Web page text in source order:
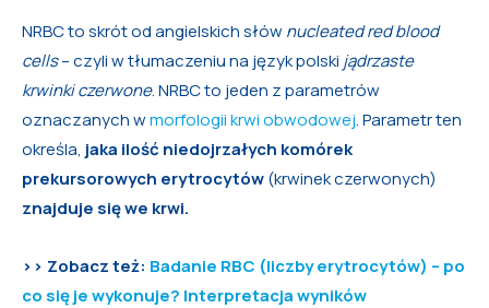
NRBC to skrót od angielskich słów nucleated red blood
cells– czyli w tłumaczeniu na język polski jądrzaste
krwinki czerwone. NRBC to jeden z parametrów
oznaczanych wmorfologii krwi obwodowej. Parametr ten
określa, jaka ilość niedojrzałych komórek
prekursorowych erytrocytów(krwinek czerwonych)
znajduje się we krwi.
>> Zobacz też: Badanie RBC (liczby erytrocytów) – po
co się je wykonuje? Interpretacja wyników